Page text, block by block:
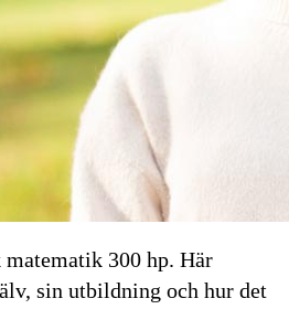
300 hp. Här
sin utbildning och hur det